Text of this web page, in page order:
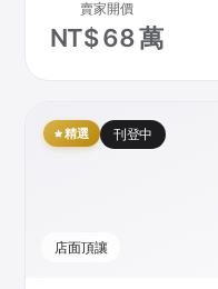
賣家開價
NT$ 68 萬
精選 刊登中
店面頂讓